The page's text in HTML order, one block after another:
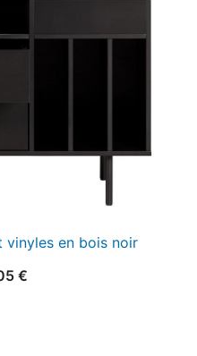
vinyles en bois noir
€